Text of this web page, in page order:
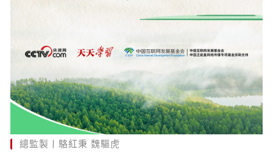
總監製丨駱紅秉 魏驅虎